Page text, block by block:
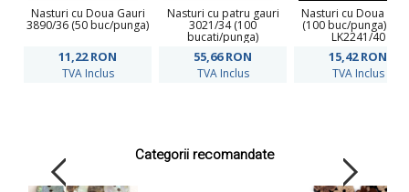
Nasturi cu Doua Gauri
3890/36 (50 buc/punga)
11,22RON
TVA Inclus
Nasturi cu patru gauri
3021/34 (100
bucati/punga)
55,66RON
TVA Inclus
Nasturi cu Doua
(100 buc/punga)
LK2241/40
15,42RON
TVA Inclus
Categorii recomandate